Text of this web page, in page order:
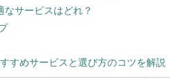
なサービスはどれ？
すめサービスと選び方のコツを解説